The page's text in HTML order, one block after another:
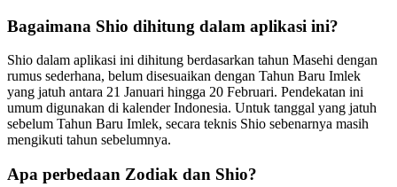
Bagaimana Shio dihitung dalam aplikasi ini?
Shio dalam aplikasi ini dihitung berdasarkan tahun Masehi dengan
rumus sederhana, belum disesuaikan dengan Tahun Baru Imlek
yang jatuh antara 21 Januari hingga 20 Februari. Pendekatan ini
umum digunakan di kalender Indonesia. Untuk tanggal yang jatuh
sebelum Tahun Baru Imlek, secara teknis Shio sebenarnya masih
mengikuti tahun sebelumnya.
Apa perbedaan Zodiak dan Shio?